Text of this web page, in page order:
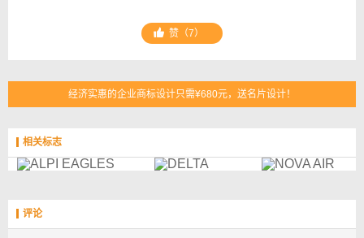
赞（7）
经济实惠的企业商标设计只需¥680元，送名片设计！
相关标志
评论